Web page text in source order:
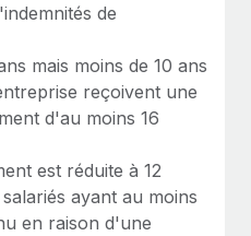
de
mais moins de 10 ans
reçoivent une
d'au moins 16
est réduite à 12
ayant au moins
en raison d'une